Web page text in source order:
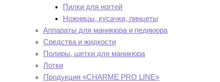
Пилки для ногтей
Ножницы, кусачки, пинцеты
Аппараты для маникюра и педикюра
Средства и жидкости
Полиры, щетки для маникюра
Лотки
Продукция «CHARME PRO LINE»